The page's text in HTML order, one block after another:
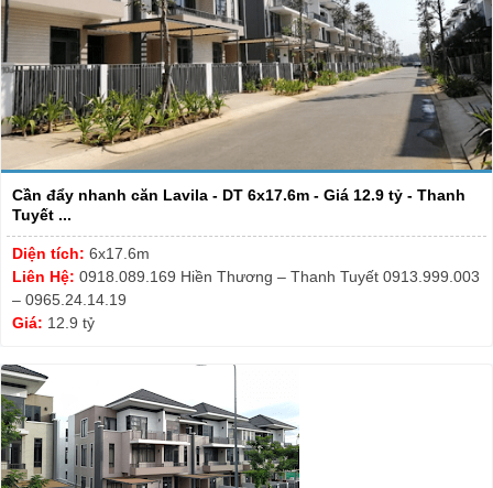
Cần đẩy nhanh căn Lavila - DT 6x17.6m - Giá 12.9 tỷ - Thanh
Tuyết ...
Diện tích: 6x17.6m
Liên Hệ: 0918.089.169 Hiền Thương – Thanh Tuyết 0913.999.003
– 0965.24.14.19
Giá: 12.9 tỷ